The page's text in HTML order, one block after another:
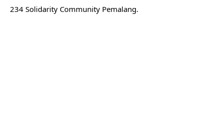
​234 Solidarity Community Pemalang.